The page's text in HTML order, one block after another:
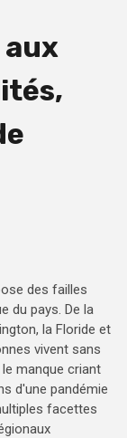
des failles
du pays. De la
la Floride et
vivent sans
manque criant
d'une pandémie
facettes